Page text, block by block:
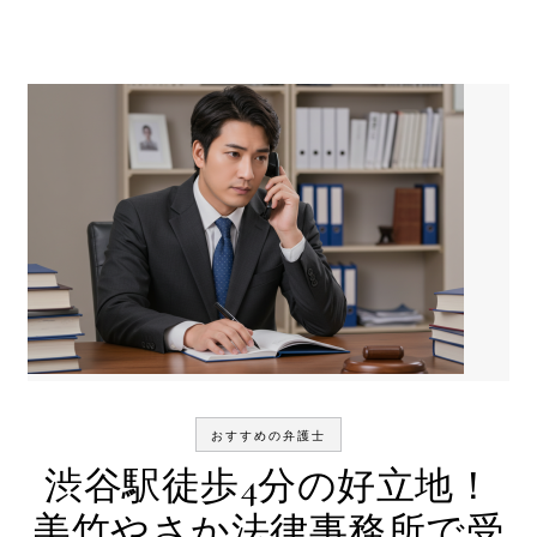
おすすめの弁護士
渋谷駅徒歩4分の好立地！